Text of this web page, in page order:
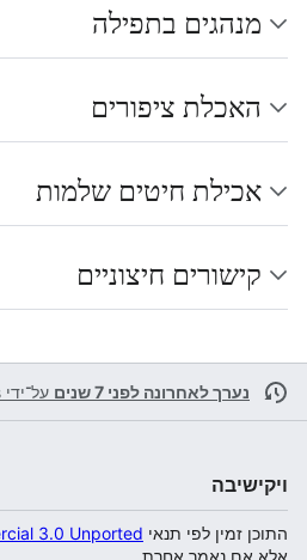
מנהגים בתפילה
האכלת ציפורים
אכילת חיטים שלמות
קישורים חיצוניים
נערך לאחרונה לפני 7 שנים על־ידי
ויקישיבה
התוכן זמין לפי תנאי 3.0 Unported
אלא אם נאמר אחרת.